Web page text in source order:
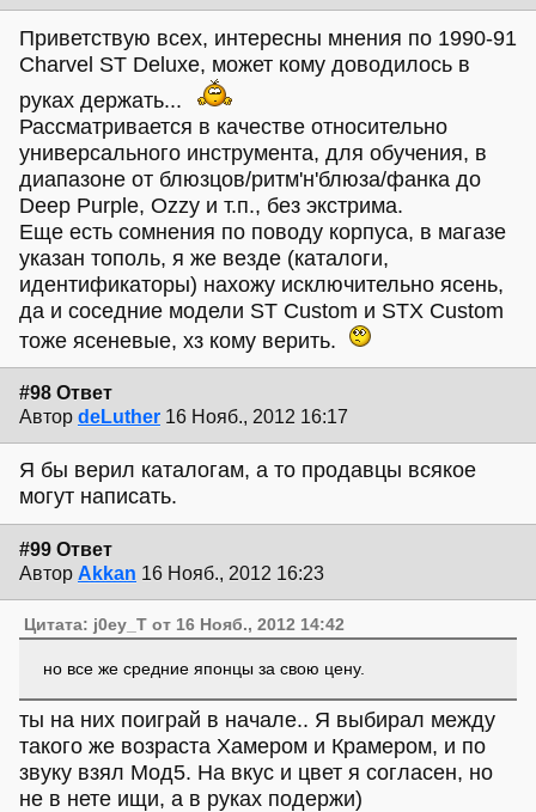
Приветствую всех, интересны мнения по 1990-91
Charvel ST Deluxe, может кому доводилось в
руках держать...
Рассматривается в качестве относительно
универсального инструмента, для обучения, в
диапазоне от блюзцов/ритм'н'блюза/фанка до
Deep Purple, Ozzy и т.п., без экстрима.
Еще есть сомнения по поводу корпуса, в магазе
указан тополь, я же везде (каталоги,
идентификаторы) нахожу исключительно ясень,
да и соседние модели ST Custom и STX Custom
тоже ясеневые, хз кому верить.
#98 Ответ
Автор deLuther 16 Нояб., 2012 16:17
Я бы верил каталогам, а то продавцы всякое
могут написать.
#99 Ответ
Автор Akkan 16 Нояб., 2012 16:23
Цитата: j0ey_T от 16 Нояб., 2012 14:42
но все же средние японцы за свою цену.
ты на них поиграй в начале.. Я выбирал между
такого же возраста Хамером и Крамером, и по
звуку взял Мод5. На вкус и цвет я согласен, но
не в нете ищи, а в руках подержи)